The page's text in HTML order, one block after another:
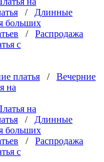
/ Длинные
больших
/ Распродажа
с
платья / Вечерние
на
на
/ Длинные
больших
/ Распродажа
с